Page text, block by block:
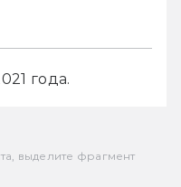
года.
выделите фрагмент